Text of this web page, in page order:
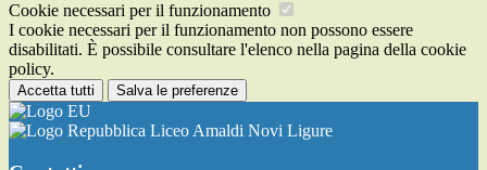
Cookie necessari per il funzionamento
I cookie necessari per il funzionamento non possono essere
disabilitati. È possibile consultare l'elenco nella pagina della cookie
policy.
Accetta tutti Salva le preferenze
Liceo Amaldi Novi Ligure